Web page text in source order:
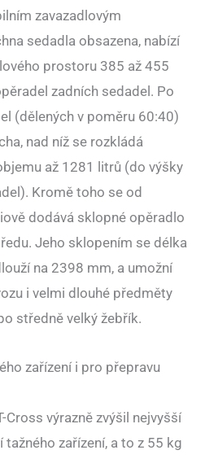
zavazadlovým
sedadla obsazena, nabízí
prostoru 385 až 455
zadních sedadel. Po
(dělených v poměru 60:40)
nad níž se rozkládá
až 1281 litrů (do výšky
Kromě toho se od
dodává sklopné opěradlo
Jeho sklopením se délka
na 2398 mm, a umožní
i velmi dlouhé předměty
středně velký žebřík.
zařízení i pro přepravu
výrazně zvýšil nejvyšší
zařízení, a to z 55 kg